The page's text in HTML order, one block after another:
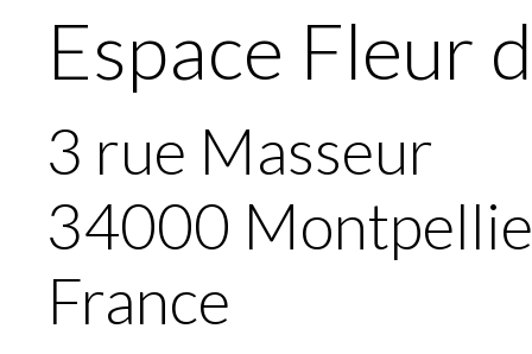
Espace Fleur
3 rue Masseur
34000
France